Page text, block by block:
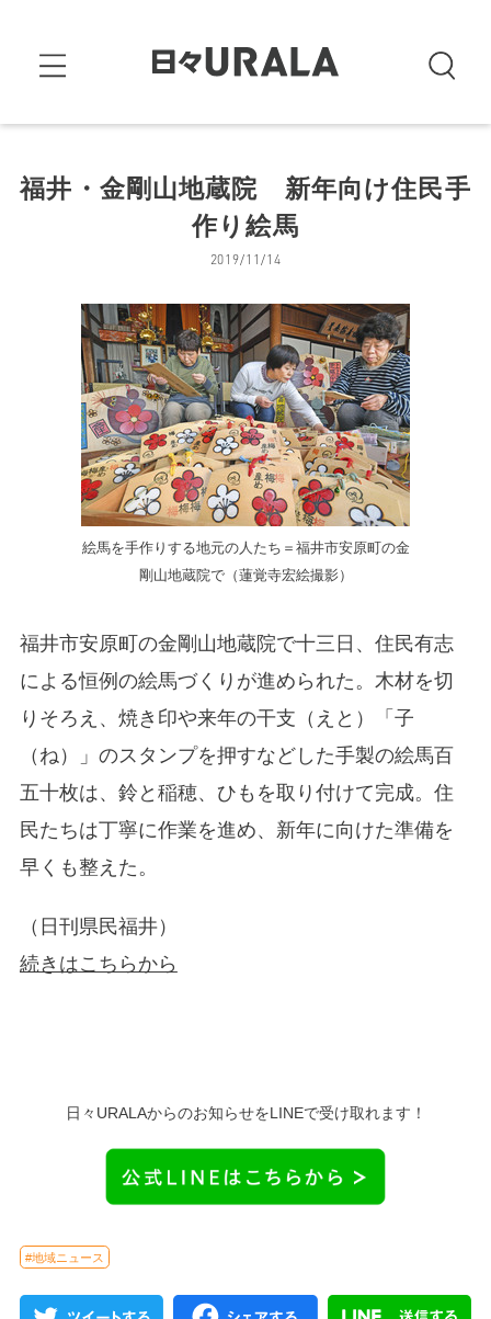
福井・金剛山地蔵院 新年向け住民手
作り絵馬
2019/11/14
絵馬を手作りする地元の人たち＝福井市安原町の金
剛山地蔵院で（蓮覚寺宏絵撮影）
福井市安原町の金剛山地蔵院で十三日、住民有志
による恒例の絵馬づくりが進められた。木材を切
りそろえ、焼き印や来年の干支（えと）「子
（ね）」のスタンプを押すなどした手製の絵馬百
五十枚は、鈴と稲穂、ひもを取り付けて完成。住
民たちは丁寧に作業を進め、新年に向けた準備を
早くも整えた。
（日刊県民福井）
続きはこちらから
日々URALAからのお知らせをLINEで受け取れます！
#地域ニュース